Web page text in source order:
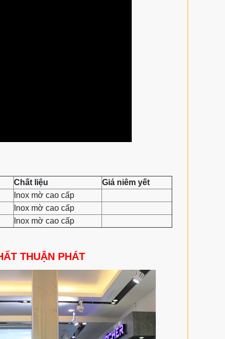
Chất liệu
Giá niêm yết
Inox mờ cao cấp
Inox mờ cao cấp
Inox mờ cao cấp
THUẬN PHÁT